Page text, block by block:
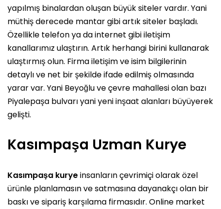
yapılmış binalardan oluşan büyük siteler vardır. Yani
müthiş derecede mantar gibi artık siteler başladı.
Özellikle telefon ya da internet gibi iletişim
kanallarımız ulaştırın. Artık herhangi birini kullanarak
ulaştırmış olun. Firma iletişim ve isim bilgilerinin
detaylı ve net bir şekilde ifade edilmiş olmasında
yarar var. Yani Beyoğlu ve çevre mahallesi olan bazı
Piyalepaşa bulvarı yani yeni inşaat alanları büyüyerek
gelişti.
Kasımpaşa Uzman Kurye
Kasımpaşa kuryeinsanların çevrimiçi olarak özel
ürünle planlamasın ve satmasına dayanakçı olan bir
baskı ve sipariş karşılama firmasıdır. Online market